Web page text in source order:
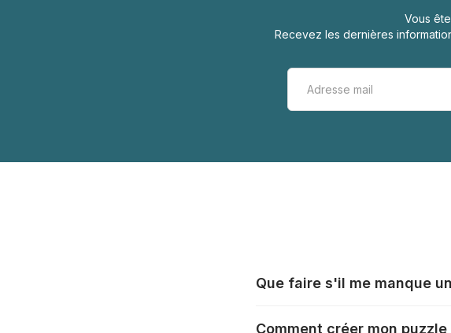
Vous
Recevez les dernières
Que faire s'il me manque
Comment créer mon